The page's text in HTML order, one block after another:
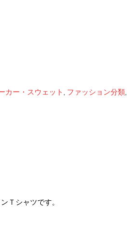
カー・スウェット , ファッション分類,
Ｔシャツです。